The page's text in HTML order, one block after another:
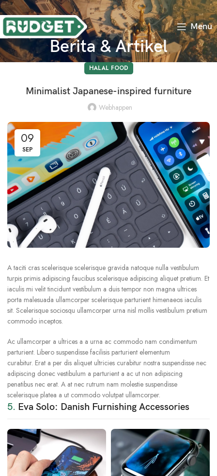
Menu
Berita & Artikel
HALAL FOOD
Minimalist Japanese-inspired furniture
Webhappen
09
SEP
A taciti cras scelerisque scelerisque gravida natoque nulla vestibulum
turpis primis adipiscing faucibus scelerisque adipiscing aliquet pretium. Et
iaculis mi velit tincidunt vestibulum a duis tempor non magna ultrices
porta malesuada ullamcorper scelerisque parturient himenaeos iaculis
sit. Scelerisque sociosqu ullamcorper urna nisl mollis vestibulum pretium
commodo inceptos.
Ac ullamcorper a ultrices a a urna ac commodo nam condimentum
parturient. Libero suspendisse facilisis parturient elementum
curabitur. Erat a per dis aliquet ultricies curabitur nostra suspendisse nec
adipiscing donec vestibulum a parturient a ac ut non adipiscing
penatibus nec erat. A at nec rutrum nam molestie suspendisse
scelerisque platea a ut commodo volutpat ullamcorper.
5. Eva Solo: Danish Furnishing Accessories